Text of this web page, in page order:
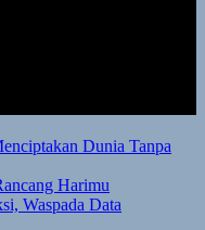
Dunia Tanpa
Harimu
Waspada Data